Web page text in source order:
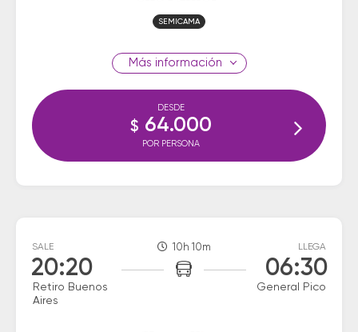
SEMICAMA
información
DESDE
$ 64.000
POR PERSONA
SALE
20:20
Retiro Buenos
Aires
10h 10m LLEGA
06:30
General Pico